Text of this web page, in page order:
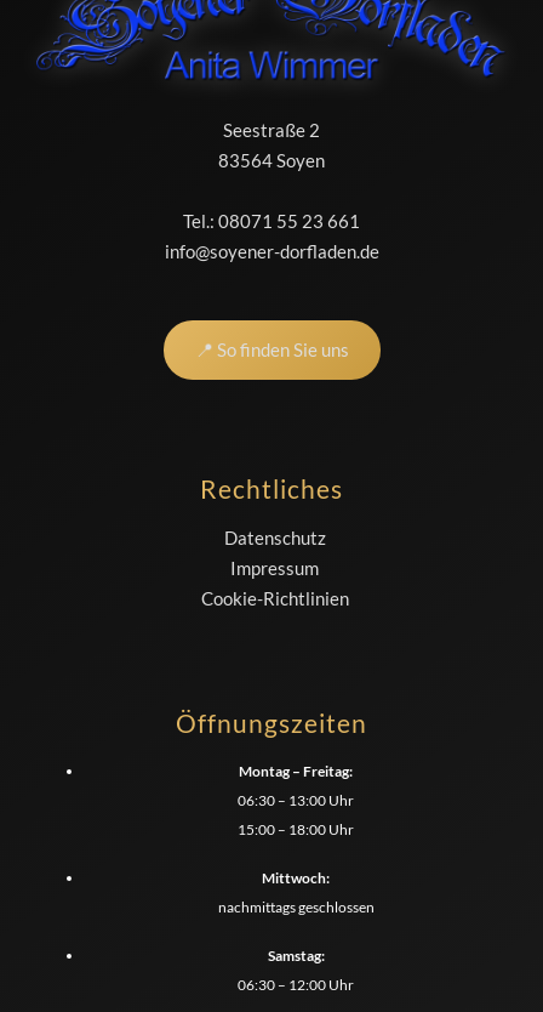
Seestraße 2
83564 Soyen
Tel.: 08071 55 23 661
info@soyener-dorfladen.de
📍 So finden Sie uns
Rechtliches
Datenschutz
Impressum
Cookie-Richtlinien
Öffnungszeiten
Montag – Freitag:
06:30 – 13:00 Uhr
15:00 – 18:00 Uhr
Mittwoch:
nachmittags geschlossen
Samstag:
06:30 – 12:00 Uhr